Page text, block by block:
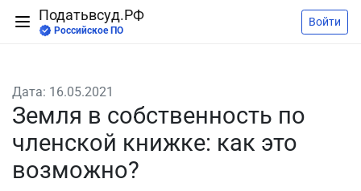
Податьвсуд.РФ
Российское ПО
Войти
Дата: 16.05.2021
Земля в собственность по
членской книжке: как это
возможно?